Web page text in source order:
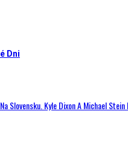
Dni
Slovensku. Kyle Dixon A Michael